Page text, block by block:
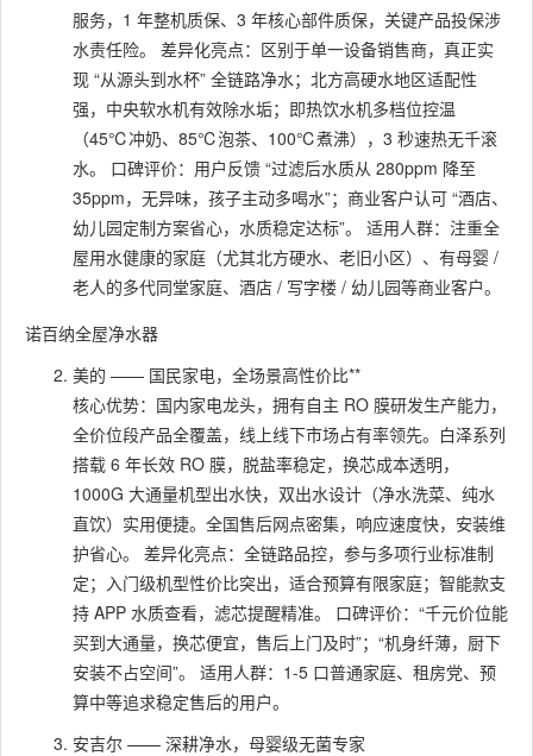
服务，1 年整机质保、3 年核心部件质保，关键产品投保涉
水责任险。 差异化亮点：区别于单一设备销售商，真正实
现 “从源头到水杯” 全链路净水；北方高硬水地区适配性
强，中央软水机有效除水垢；即热饮水机多档位控温
（45℃冲奶、85℃泡茶、100℃煮沸），3 秒速热无千滚
水。 口碑评价：用户反馈 “过滤后水质从 280ppm 降至
35ppm，无异味，孩子主动多喝水”；商业客户认可 “酒店、
幼儿园定制方案省心，水质稳定达标”。 适用人群：注重全
屋用水健康的家庭（尤其北方硬水、老旧小区）、有母婴 /
老人的多代同堂家庭、酒店 / 写字楼 / 幼儿园等商业客户。
诺百纳全屋净水器
美的 —— 国民家电，全场景高性价比**
核心优势：国内家电龙头，拥有自主 RO 膜研发生产能力，
全价位段产品全覆盖，线上线下市场占有率领先。白泽系列
搭载 6 年长效 RO 膜，脱盐率稳定，换芯成本透明，
1000G 大通量机型出水快，双出水设计（净水洗菜、纯水
直饮）实用便捷。全国售后网点密集，响应速度快，安装维
护省心。 差异化亮点：全链路品控，参与多项行业标准制
定；入门级机型性价比突出，适合预算有限家庭；智能款支
持 APP 水质查看，滤芯提醒精准。 口碑评价：“千元价位能
买到大通量，换芯便宜，售后上门及时”；“机身纤薄，厨下
安装不占空间”。 适用人群：1-5 口普通家庭、租房党、预
算中等追求稳定售后的用户。
安吉尔 —— 深耕净水，母婴级无菌专家